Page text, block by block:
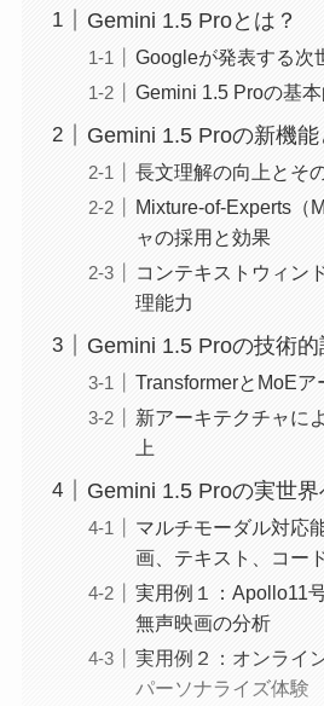
Gemini 1.5 Proとは？
Googleが発表する次
Gemini 1.5 Proの基
Gemini 1.5 Proの新機
長文理解の向上とそ
Mixture-of-Experts（
ャの採用と効果
コンテキストウィン
理能力
Gemini 1.5 Proの技術的
TransformerとMoE
新アーキテクチャに
上
Gemini 1.5 Proの実世界
マルチモーダル対応
画、テキスト、コード
実用例１：Apollo11
無声映画の分析
実用例２：オンライ
パーソナライズ体験